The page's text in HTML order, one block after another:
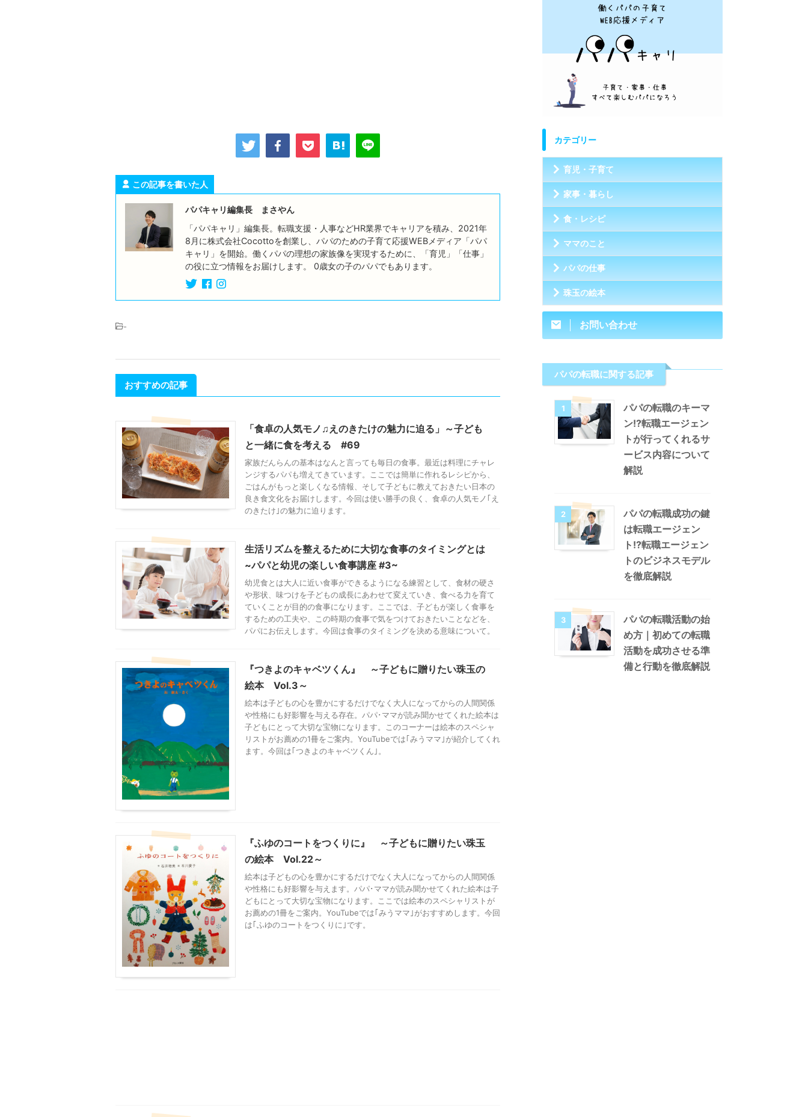
この記事を書いた人
パパキャリ編集長 まさやん
「パパキャリ」編集長。転職支援・人事などHR業界でキャリアを積み、2021年
8月に株式会社Cocottoを創業し、パパのための子育て応援WEBメディア「パパ
キャリ」を開始。働くパパの理想の家族像を実現するために、「育児」「仕事」
の役に立つ情報をお届けします。 0歳女の子のパパでもあります。
-
おすすめの記事
「食卓の人気モノ♫えのきたけの魅力に迫る」～子ども
と一緒に食を考える #69
家族だんらんの基本はなんと言っても毎日の食事。最近は料理にチャレ
ンジするパパも増えてきています。ここでは簡単に作れるレシピから、
ごはんがもっと楽しくなる情報、そして子どもに教えておきたい日本の
良き食文化をお届けします。今回は使い勝手の良く、食卓の人気モノ｢え
のきたけ｣の魅力に迫ります。
生活リズムを整えるために大切な食事のタイミングとは
~パパと幼児の楽しい食事講座 #3~
幼児食とは大人に近い食事ができるようになる練習として、食材の硬さ
や形状、味つけを子どもの成長にあわせて変えていき、食べる力を育て
ていくことが目的の食事になります。ここでは、子どもが楽しく食事を
するための工夫や、この時期の食事で気をつけておきたいことなどを、
パパにお伝えします。今回は食事のタイミングを決める意味について。
『つきよのキャベツくん』 ～子どもに贈りたい珠玉の
絵本 Vol.3～
絵本は子どもの心を豊かにするだけでなく大人になってからの人間関係
や性格にも好影響を与える存在。パパ･ママが読み聞かせてくれた絵本は
子どもにとって大切な宝物になります。このコーナーは絵本のスペシャ
リストがお薦めの1冊をご案内。YouTubeでは｢みうママ｣が紹介してくれ
ます。今回は｢つきよのキャベツくん｣。
『ふゆのコートをつくりに』 ～子どもに贈りたい珠玉
の絵本 Vol.22～
絵本は子どもの心を豊かにするだけでなく大人になってからの人間関係
や性格にも好影響を与えます。パパ･ママが読み聞かせてくれた絵本は子
どもにとって大切な宝物になります。ここでは絵本のスペシャリストが
お薦めの1冊をご案内。YouTubeでは｢みうママ｣がおすすめします。今回
は｢ふゆのコートをつくりに｣です。
カテゴリー
育児・子育て
家事・暮らし
食・レシピ
ママのこと
パパの仕事
珠玉の絵本
お問い合わせ
パパの転職に関する記事
1
パパの転職のキーマ
ン!?転職エージェン
トが行ってくれるサ
ービス内容について
解説
2
パパの転職成功の鍵
は転職エージェン
ト!?転職エージェン
トのビジネスモデル
を徹底解説
3
パパの転職活動の始
め方｜初めての転職
活動を成功させる準
備と行動を徹底解説